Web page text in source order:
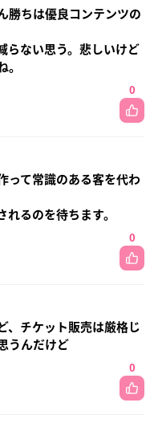
勝ちは優良コンテンツの
らない思う。悲しいけど
。
0
って常識のある客を代わ
るのを待ちます。
0
、チケット販売は厳格じ
うんだけど
0